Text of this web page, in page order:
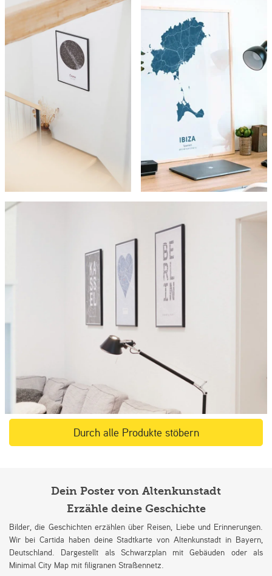
Durch alle Produkte stöbern
Dein Poster von Altenkunstadt
Erzähle deine Geschichte
Bilder, die Geschichten erzählen über Reisen, Liebe und Erinnerungen.
Wir bei Cartida haben deine Stadtkarte von Altenkunstadt in Bayern,
Deutschland. Dargestellt als Schwarzplan mit Gebäuden oder als
Minimal City Map mit filigranen Straßennetz.